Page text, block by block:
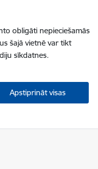
obligāti nepieciešamās
šajā vietnē var tikt
sīkdatnes.
Apstiprināt visas